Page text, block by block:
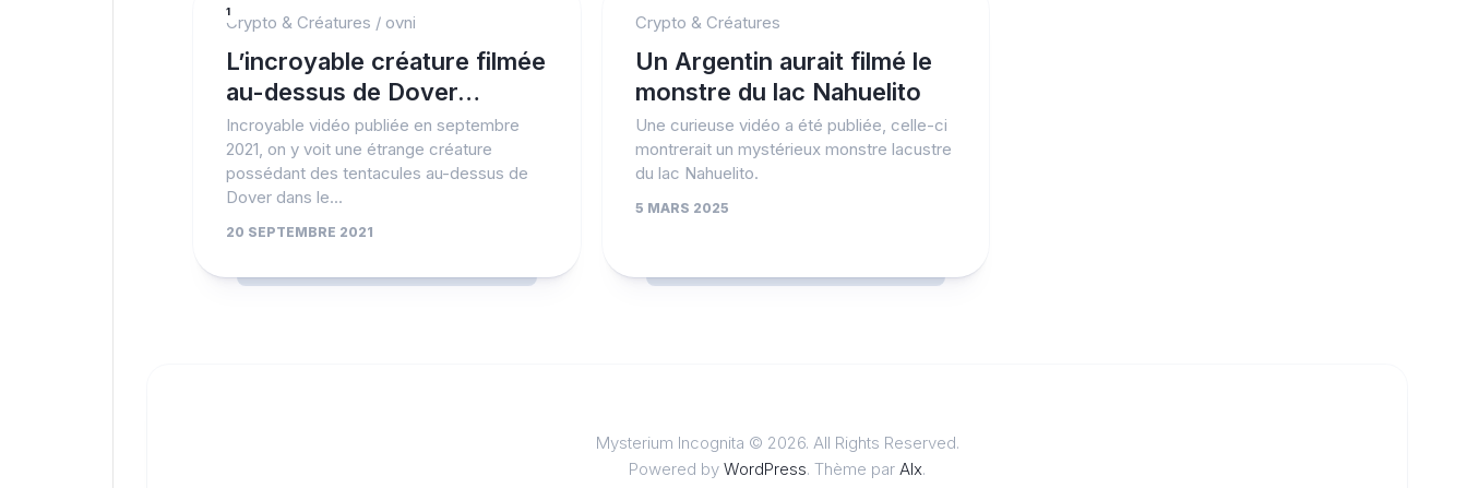
1
Crypto & Créatures / ovni
L’incroyable créature filmée
au-dessus de Dover…
Incroyable vidéo publiée en septembre
2021, on y voit une étrange créature
possédant des tentacules au-dessus de
Dover dans le...
20 SEPTEMBRE 2021
Crypto & Créatures
Un Argentin aurait filmé le
monstre du lac Nahuelito
Une curieuse vidéo a été publiée, celle-ci
montrerait un mystérieux monstre lacustre
du lac Nahuelito.
5 MARS 2025
Mysterium Incognita © 2026. All Rights Reserved.
Powered by WordPress. Thème par Alx.